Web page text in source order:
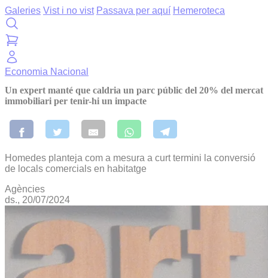
Galeries Vist i no vist Passava per aquí Hemeroteca
Economia Nacional
Un expert manté que caldria un parc públic del 20% del mercat
immobiliari per tenir-hi un impacte
Homedes planteja com a mesura a curt termini la conversió
de locals comercials en habitatge
Agències
ds., 20/07/2024